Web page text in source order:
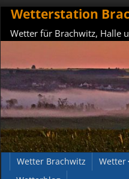
Wetterstation
Wetter für Brachwitz, Halle
Wetter Brachwitz Wetter